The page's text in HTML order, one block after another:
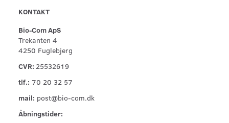
KONTAKT
Bio-Com ApS
Trekanten 4
4250 Fuglebjerg
CVR: 25532619
tlf.: 70 20 32 57
mail: post@bio-com.dk
Åbningstider: